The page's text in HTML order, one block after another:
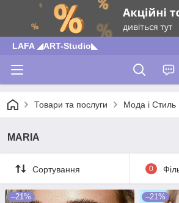
LAFA ◢ART-Studio◣
Товари та послуги Мода і Стиль
MARIA
Сортування 0
–21% –21%